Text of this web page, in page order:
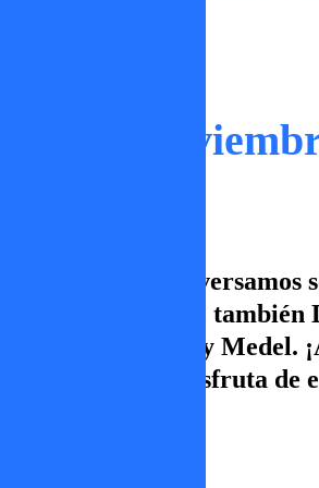
| 14 de
de Sígueme
en Fiebre de Baile,
defensas de Gary
a las 17.00hrs. Disfruta